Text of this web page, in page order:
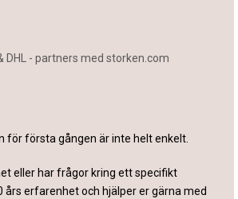
för första gången är inte helt enkelt.
eller har frågor kring ett specifikt
års erfarenhet och hjälper er gärna med